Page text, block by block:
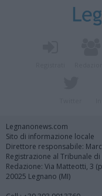
Legnanonews.com
Sito di informazione locale
Direttore responsabile:
Registrazione al Tribunale
Redazione: Via Matteotti, 3
20025 Legnano (MI)